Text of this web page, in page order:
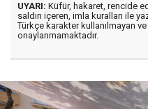
UYARI: Küfür, hakaret, rencide
saldırı içeren, imla kuralları ile
Türkçe karakter kullanılmayan
onaylanmamaktadır.